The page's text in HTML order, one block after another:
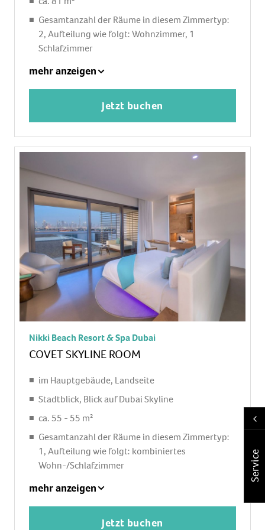
Service
Gesamtanzahl der Räume in diesem Zimmertyp:
2, Aufteilung wie folgt: Wohnzimmer, 1
Schlafzimmer
Safe: ohne Gebühr
Sofa, Schreibtisch
Bügeleisen, Bügelbrett
Minibar: gegen Gebühr, Softdrinks: gegen
Gebühr, Wasser: ohne Gebühr, alkoholische
Getränke: gegen Gebühr, Snacks: gegen Gebühr,
Minibarauffüllung: täglich
Telefon, Internet: WLAN/WiFi: ohne Gebühr,
Fernseher: Flatscreen, im Wohnbereich, im
Schlafzimmer, deutsches Programm, Radio
Roomservice: täglich 24 Stunden, gegen Gebühr,
Reinigungsservice: täglich, ohne Gebühr
separate Dusche, Regendusche, Badewanne, WC,
separates WC, Bademantel: ohne Gebühr,
Slipper: ohne Gebühr, Föhn
mehr anzeigen
Jetzt buchen
Nikki Beach Resort & Spa Dubai
COVET SKYLINE ROOM
im Hauptgebäude, Landseite
Stadtblick, Blick auf Dubai Skyline
ca. 55 - 55 m²
Gesamtanzahl der Räume in diesem Zimmertyp:
1, Aufteilung wie folgt: kombiniertes
Wohn-/Schlafzimmer
Safe: ohne Gebühr
mehr anzeigen
Jetzt buchen